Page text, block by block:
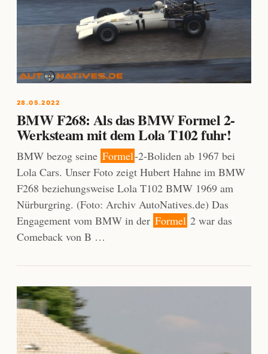
28.05.2022
BMW F268: Als das BMW Formel 2-
Werksteam mit dem Lola T102 fuhr!
BMW bezog seine Formel-2-Boliden ab 1967 bei
Lola Cars. Unser Foto zeigt Hubert Hahne im BMW
F268 beziehungsweise Lola T102 BMW 1969 am
Nürburgring. (Foto: Archiv AutoNatives.de) Das
Engagement vom BMW in der Formel 2 war das
Comeback von B …